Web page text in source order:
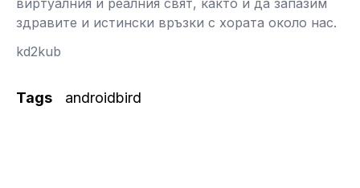
здравите и истински връзки с хората около нас.
kd2kub
Tags androidbird